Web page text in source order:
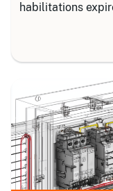
habilitations
croissante.
fiable en
Certalis et un